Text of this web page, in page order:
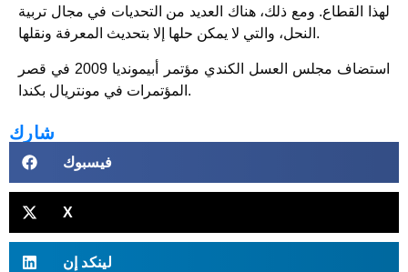
لهذا القطاع. ومع ذلك، هناك العديد من التحديات في مجال تربية
النحل، والتي لا يمكن حلها إلا بتحديث المعرفة ونقلها.
استضاف مجلس العسل الكندي مؤتمر أبيمونديا 2009 في قصر
المؤتمرات في مونتريال بكندا.
شارك
فيسبوك
X
لينكد إن